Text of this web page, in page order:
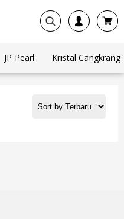
JP Pearl Kristal Cangkrang